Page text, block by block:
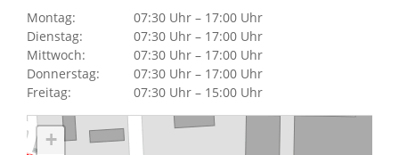
Standorte
Presse
News Archiv
Montag:
07:30 Uhr – 17:00 Uhr
Dienstag:
07:30 Uhr – 17:00 Uhr
Mittwoch:
07:30 Uhr – 17:00 Uhr
Donnerstag:
07:30 Uhr – 17:00 Uhr
Freitag:
07:30 Uhr – 15:00 Uhr
+